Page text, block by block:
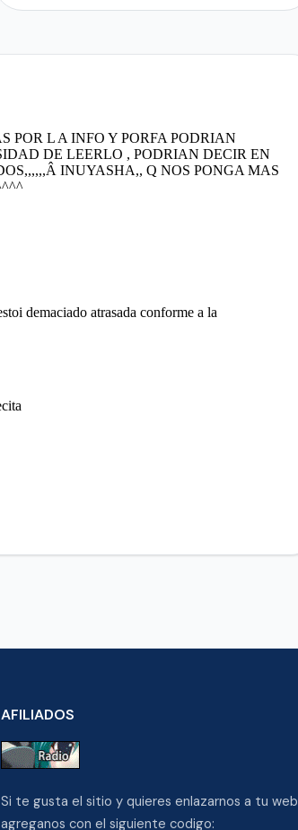
AFILIADOS
Si te gusta el sitio y quieres enlazarnos a tu web
agreganos con el siguiente codigo: